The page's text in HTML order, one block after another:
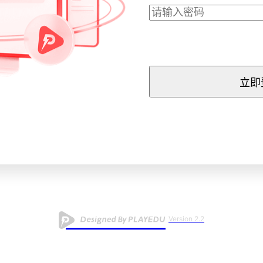
立
Version 2.2